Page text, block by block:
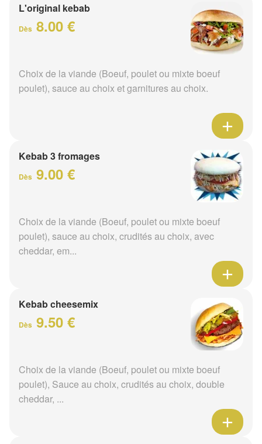
L'original kebab
Dès 8.00 €
Choix de la viande (Boeuf, poulet ou mixte boeuf
poulet), sauce au choix et garnitures au choix.
Kebab 3 fromages
Dès 9.00 €
Choix de la viande (Boeuf, poulet ou mixte boeuf
poulet), sauce au choix, crudités au choix, avec
cheddar, em...
Kebab cheesemix
Dès 9.50 €
Choix de la viande (Boeuf, poulet ou mixte boeuf
poulet), Sauce au choix, crudités au choix, double
cheddar, ...